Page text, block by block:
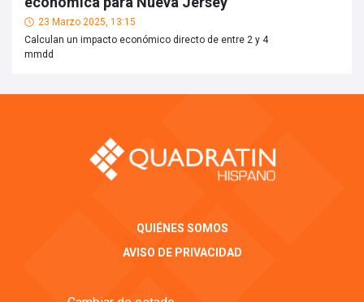
23 Marzo 2025, 13:15
Calculan un impacto económico directo de entre 2 y 4
mmdd
QUIÉNES SOMOS
AVISO DE PRIVACIDAD